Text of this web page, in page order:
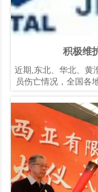
积极维
近期,东北、华北、黄
员伤亡情况，全国各
期，个别网民编造传
扰乱网上舆论秩序,
境,维护网络秩序,全
力保障人民群众生命
成为防汛救灾